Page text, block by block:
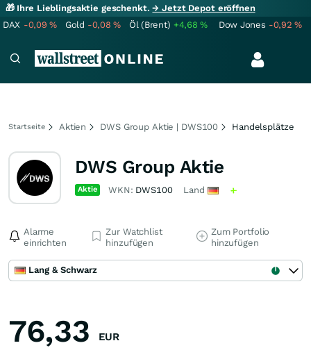
🎁 Ihre Lieblingsaktie geschenkt.→ Jetzt Depot eröffnen
DAX -0,09% Gold -0,08% Öl (Brent) +4,68% Dow Jones -0,92%
Startseite Aktien DWS Group Aktie | DWS100 Handelsplätze
DWS Group Aktie
Aktie WKN: DWS100 Land
Alarme
einrichten
Zur Watchlist
hinzufügen
Zum Portfolio
hinzufügen
Lang & Schwarz
76,33 EUR